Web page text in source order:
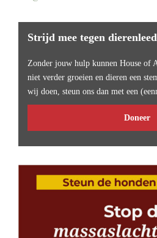
Strijd mee tegen
Zonder jouw hulp kunnen House of
niet verder groeien en dieren een
wij doen, steun ons dan met een
Doneer